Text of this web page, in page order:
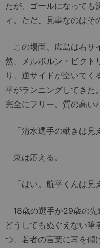
たが、ゴールになっても
ィ。ただ、見事なのはそ
この場面、広島は右サ
然、メルボルン・ビクト
り、逆サイドが空いて
平がランニングしてきた
完全にフリー。質の高い
「清水選手の動きは見
東は応える。
「はい。航平くんは見
18歳の選手が29歳の先
どうしてもぬぐえない筆
つ、若者の言葉に耳を傾